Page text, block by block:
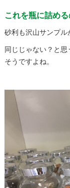
これを瓶に詰める
砂利も沢山サンプル
同じじゃない？と思
そうですよね。